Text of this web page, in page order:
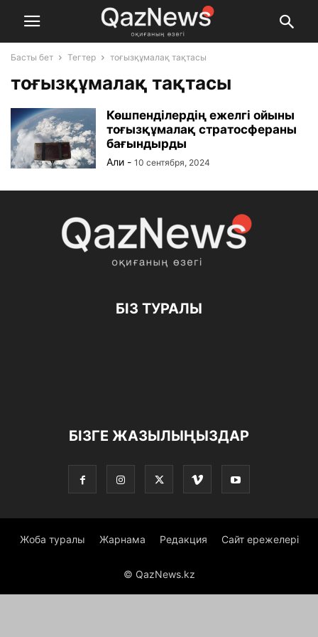
Басты бет Тегтер тоғызқұмалақ тақтасы
тоғызқұмалақ тақтасы
Көшпенділердің ежелгі ойыны
тоғызқұмалақ стратосфераны
бағындырды
Али - 10 сентября, 2024
БІЗ ТУРАЛЫ
БІЗГЕ ЖАЗЫЛЫҢЫЗДАР
Жоба туралы Жарнама Редакция Сайт ережелері
© QazNews.kz